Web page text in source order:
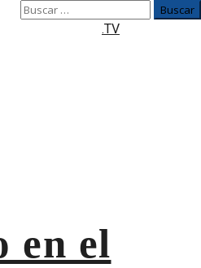
Buscar:
.TV
en el